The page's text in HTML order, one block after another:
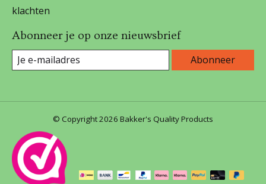
klachten
Abonneer je op onze nieuwsbrief
Abonneer
© Copyright 2026 Bakker's Quality Products